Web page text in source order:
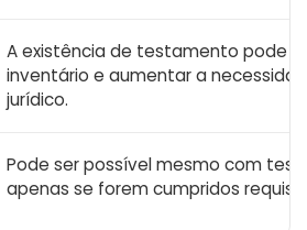
A existência de testamento pode
inventário e aumentar a
jurídico.
Pode ser possível mesmo com
apenas se forem cumpridos